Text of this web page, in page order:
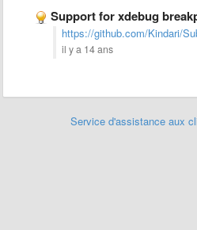
Support for xdebug breakpoints,
https://github.com/Kindari/
il y a 14 ans
Service d'assistance aux